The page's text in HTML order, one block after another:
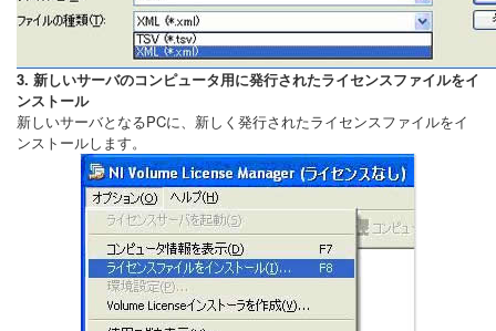
3. 新しいサーバのコンピュータ用に発行されたライセンスファイルをイ
ンストール
新しいサーバとなるPCに、新しく発行されたライセンスファイルをイ
ンストールします。